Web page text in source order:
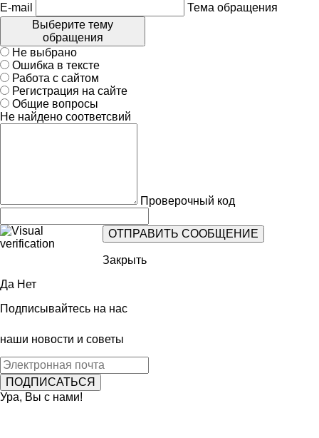
E-mail
Тема обращения
Выберите тему
обращения
Не выбрано
Ошибка в тексте
Работа с сайтом
Регистрация на сайте
Общие вопросы
Не найдено соответсвий
Проверочный код
Закрыть
Да Нет
Подписывайтесь на нас
наши новости и советы
Ура, Вы с нами!